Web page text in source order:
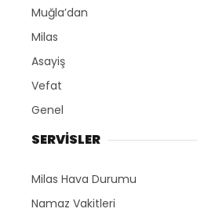
Muğla’dan
Milas
Asayiş
Vefat
Genel
SERVİSLER
Milas Hava Durumu
Namaz Vakitleri